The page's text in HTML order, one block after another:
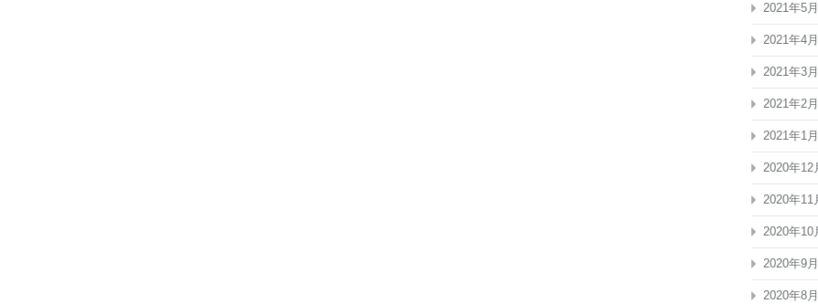
2021年5月
2021年4月
2021年3月
2021年2月
2021年1月
2020年12
2020年11
2020年10
2020年9月
2020年8月